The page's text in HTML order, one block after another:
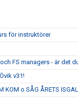
för instruktörer
FS managers - är det
v31!
KOM o SÅG ÅRETS